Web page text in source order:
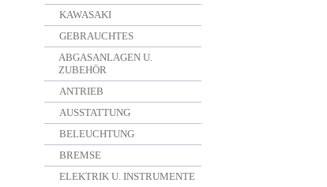
KAWASAKI
GEBRAUCHTES
ABGASANLAGEN U.
ZUBEHÖR
ANTRIEB
AUSSTATTUNG
BELEUCHTUNG
BREMSE
ELEKTRIK U. INSTRUMENTE